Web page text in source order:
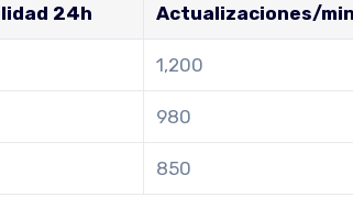
24h Actualizaciones/min
1,200
980
850